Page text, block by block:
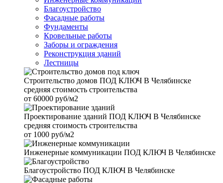
Благоустройство
Фасадные работы
Фундаменты
Кровельные работы
Заборы и ограждения
Реконструкция зданий
Лестницы
Строительство домов ПОД КЛЮЧ В Челябинске
средняя стоимость строительства
от 60000 руб/м2
Проектирование зданий ПОД КЛЮЧ В Челябинске
средняя стоимость строительства
от 1000 руб/м2
Инженерные коммуникации ПОД КЛЮЧ В Челябинске
Благоустройство ПОД КЛЮЧ В Челябинске